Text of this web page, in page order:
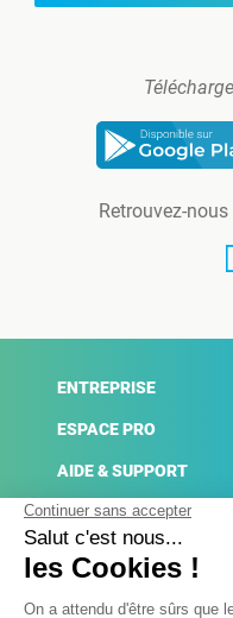
Retrouvez-
ENTREPRISE
ESPACE PRO
AIDE & SUPPORT
ACTUALITÉS